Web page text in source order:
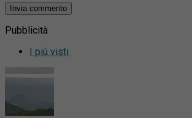
Pubblicità
I più visti